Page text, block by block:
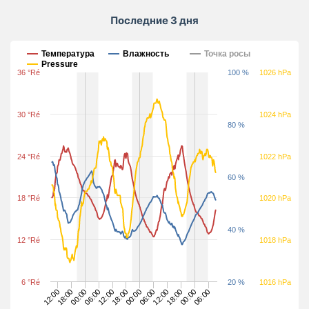
Последние 3 дня
Последние 3 дня
Температура Влажность
Точка росы
Pressure
12:00 00:00 12:00 00:00 12:00 00:00
18:00 06:00 18:00 06:00 18:00 06:00
6 °Ré
12 °Ré
18 °Ré
24 °Ré
30 °Ré
36 °Ré
20 %
40 %
60 %
80 %
100 %
1016 hPa
1018 hPa
1020 hPa
1022 hPa
1024 hPa
1026 hPa